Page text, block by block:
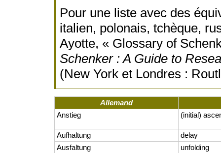
Pour une liste avec des
italien, polonais, tchèque,
Ayotte, « Glossary of
Schenker : A Guide to
(New York et Londres :
Allemand
Anstieg
(initial)
Aufhaltung
delay
Ausfaltung
unfolding